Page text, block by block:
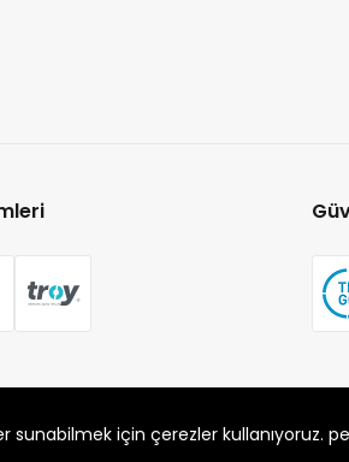
ÜRÜNLERİ PAZ. SAN. TİC. LTD. ŞTİ.
sunabilmek için çerezler kullanıyoruz.